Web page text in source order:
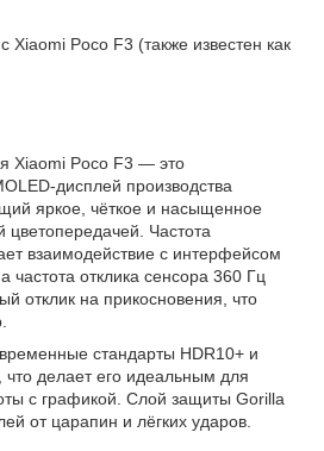
Xiaomi Poco F3 (также известен как
Xiaomi Poco F3 — это
дисплей производства
яркое, чёткое и насыщенное
цветопередачей. Частота
взаимодействие с интерфейсом
отклика сенсора 360 Гц
отклик на прикосновения, что
стандарты HDR10+ и
делает его идеальным для
с графикой. Слой защиты Gorilla
от царапин и лёгких ударов.